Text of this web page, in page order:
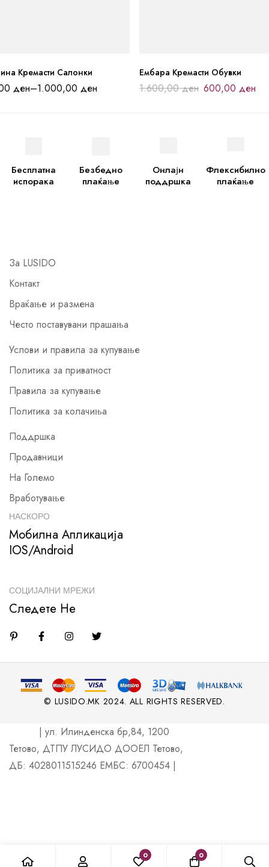
Кремасти Салонки
ден–1.000,00 ден
Ембара Кремасти Обувки
1.600,00ден 600,00 ден
Бесплатна
испорака
Безбедно
плаќање
Онлајн
поддршка
Флексибилно
плаќање
За LUSIDO
Контакт
Враќање и размена
Често поставувани прашања
Услови и правила за купување
Политика за приватност
Правила за купување
Политика за колачиња
Поддршка
Продавници
На Големо
Вработување
НАСКОРО
Мобилна Апликација
IOS/Android
СОЦИЈАЛНИ МРЕЖИ
Следете Не
© LUSIDO.MK 2024. ALL RIGHTS RESERVED.
| ул. Илинденска бр,84, 1200
Тетово, ДТПУ ЛУСИДО ДООЕЛ Тетово,
ДБ: 4028011515246 ЕМБС: 6700454 |
0 0